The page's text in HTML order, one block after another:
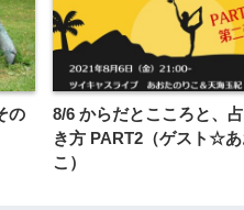
の
8/6 からだとこころと、
き方 PART2（ゲスト☆
こ）